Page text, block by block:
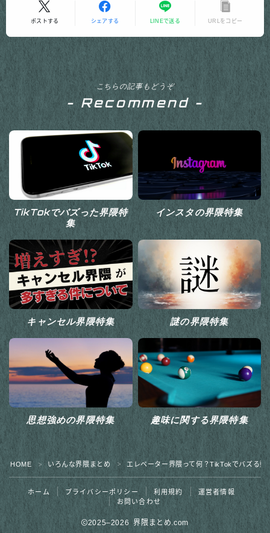
ポストする シェアする LINEで送る URLをコピー
こちらの記事もどうぞ
- Recommend -
TikTokでバズった界隈特
集
インスタの界隈特集
キャンセル界隈特集 謎の界隈特集
思想強めの界隈特集 趣味に関する界隈特集
HOME ＞ いろんな界隈まとめ ＞ エレベーター界隈って何？TikTokでバズる動
ホーム プライバシーポリシー 利用規約
運営者情報
お問い合わせ
2025–2026 界隈まとめ.com